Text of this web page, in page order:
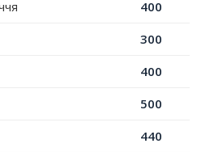
400
300
400
500
440